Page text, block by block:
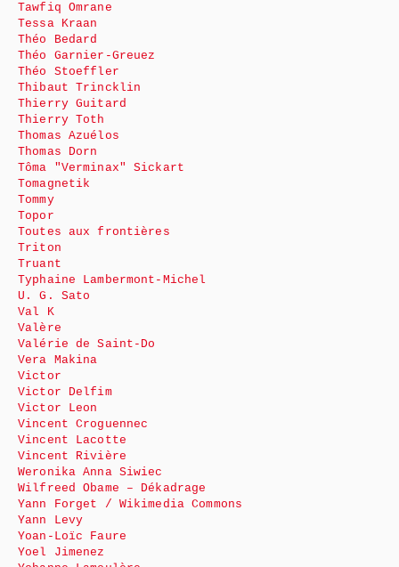
Tawfiq Omrane
Tessa Kraan
Théo Bedard
Théo Garnier-Greuez
Théo Stoeffler
Thibaut Trincklin
Thierry Guitard
Thierry Toth
Thomas Azuélos
Thomas Dorn
Tôma "Verminax" Sickart
Tomagnetik
Tommy
Topor
Toutes aux frontières
Triton
Truant
Typhaine Lambermont-Michel
U. G. Sato
Val K
Valère
Valérie de Saint-Do
Vera Makina
Victor
Victor Delfim
Victor Leon
Vincent Croguennec
Vincent Lacotte
Vincent Rivière
Weronika Anna Siwiec
Wilfreed Obame – Dékadrage
Yann Forget / Wikimedia Commons
Yann Levy
Yoan-Loïc Faure
Yoel Jimenez